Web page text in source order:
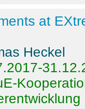
at
Heckel